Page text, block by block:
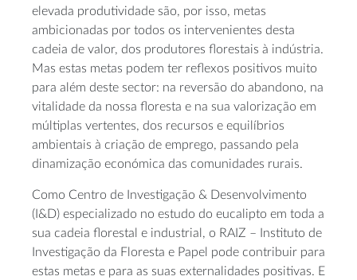
elevada produtividade são, por isso, metas
ambicionadas por todos os intervenientes desta
cadeia de valor, dos produtores florestais à indústria.
Mas estas metas podem ter reflexos positivos muito
para além deste sector: na reversão do abandono, na
vitalidade da nossa floresta e na sua valorização em
múltiplas vertentes, dos recursos e equilíbrios
ambientais à criação de emprego, passando pela
dinamização económica das comunidades rurais.
Como Centro de Investigação & Desenvolvimento
(I&D) especializado no estudo do eucalipto em toda a
sua cadeia florestal e industrial, o RAIZ – Instituto de
Investigação da Floresta e Papel pode contribuir para
estas metas e para as suas externalidades positivas. E